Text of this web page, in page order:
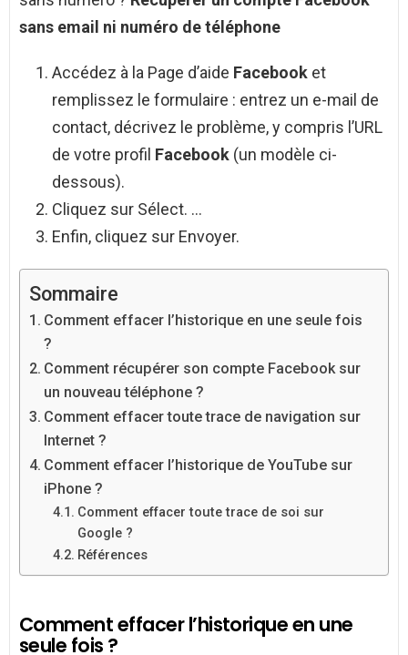
sans email ni numéro detéléphone
Accédez à la Page d’aide Facebook et
remplissez le formulaire : entrez un e-mail de
contact, décrivez le problème, y compris l’URL
de votre profil Facebook (un modèle ci-
dessous).
Cliquez sur Sélect. …
Enfin, cliquez sur Envoyer.
Sommaire
Comment effacer l’historique en une seule fois
?
Comment récupérer son compte Facebook sur
un nouveau téléphone ?
Comment effacer toute trace de navigation sur
Internet ?
Comment effacer l’historique de YouTube sur
iPhone ?
Comment effacer toute trace de soi sur
Google ?
Références
Comment effacer l’historique en une
seule fois ?